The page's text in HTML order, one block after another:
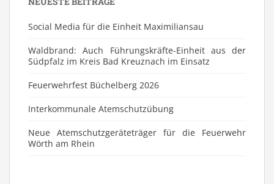
Social Media für die Einheit Maximiliansau
Waldbrand: Auch Führungskräfte-Einheit aus der
Südpfalz im Kreis Bad Kreuznach im Einsatz
Feuerwehrfest Büchelberg 2026
⁠Interkommunale Atemschutzübung
Neue Atemschutzgeräteträger für die Feuerwehr
Wörth am Rhein